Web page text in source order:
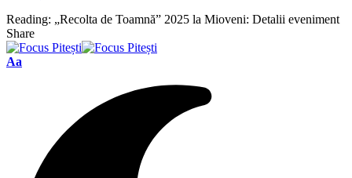
Reading: „Recolta de Toamnă” 2025 la Mioveni: Detalii eveniment
Share
Font
Aa